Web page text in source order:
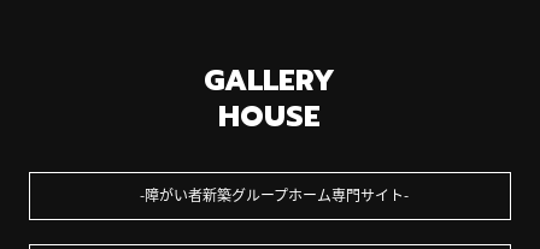
GALLERY
HOUSE
障がい者新築グループホーム専門サイト